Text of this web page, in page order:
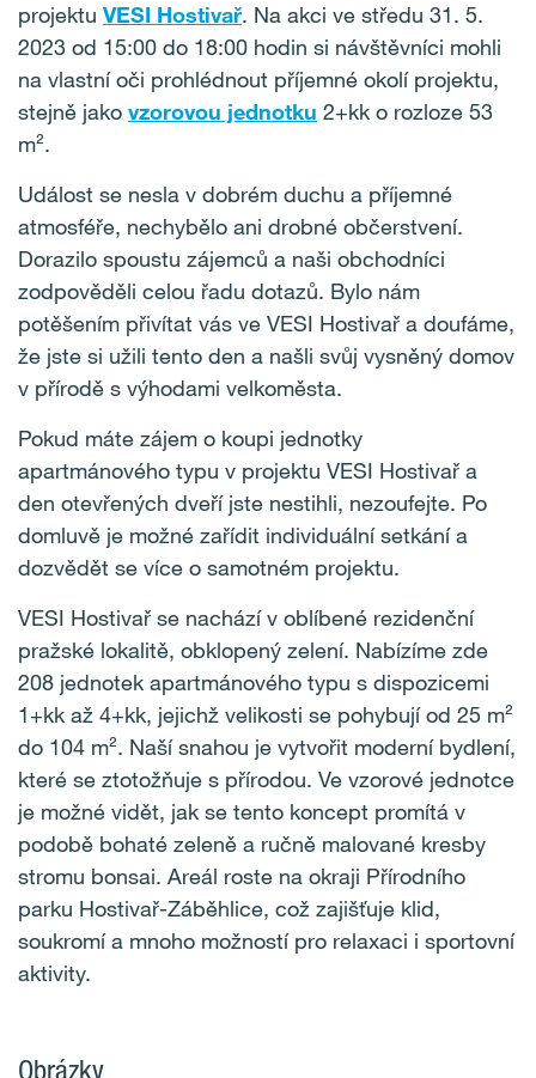
projektu VESI Hostivař. Na akci ve středu 31. 5.
2023 od 15:00 do 18:00 hodin si návštěvníci mohli
na vlastní oči prohlédnout příjemné okolí projektu,
stejně jako vzorovou jednotku 2+kk o rozloze 53
m².
Událost se nesla v dobrém duchu a příjemné
atmosféře, nechybělo ani drobné občerstvení.
Dorazilo spoustu zájemců a naši obchodníci
zodpověděli celou řadu dotazů. Bylo nám
potěšením přivítat vás ve VESI Hostivař a doufáme,
že jste si užili tento den a našli svůj vysněný domov
v přírodě s výhodami velkoměsta.
Pokud máte zájem o koupi jednotky
apartmánového typu v projektu VESI Hostivař a
den otevřených dveří jste nestihli, nezoufejte. Po
domluvě je možné zařídit individuální setkání a
dozvědět se více o samotném projektu.
VESI Hostivař se nachází v oblíbené rezidenční
pražské lokalitě, obklopený zelení. Nabízíme zde
208 jednotek apartmánového typu s dispozicemi
1+kk až 4+kk, jejichž velikosti se pohybují od 25 m²
do 104 m². Naší snahou je vytvořit moderní bydlení,
které se ztotožňuje s přírodou. Ve vzorové jednotce
je možné vidět, jak se tento koncept promítá v
podobě bohaté zeleně a ručně malované kresby
stromu bonsai. Areál roste na okraji Přírodního
parku Hostivař-Záběhlice, což zajišťuje klid,
soukromí a mnoho možností pro relaxaci i sportovní
aktivity.
Obrázky